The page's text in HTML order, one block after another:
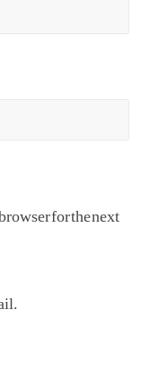
for the next